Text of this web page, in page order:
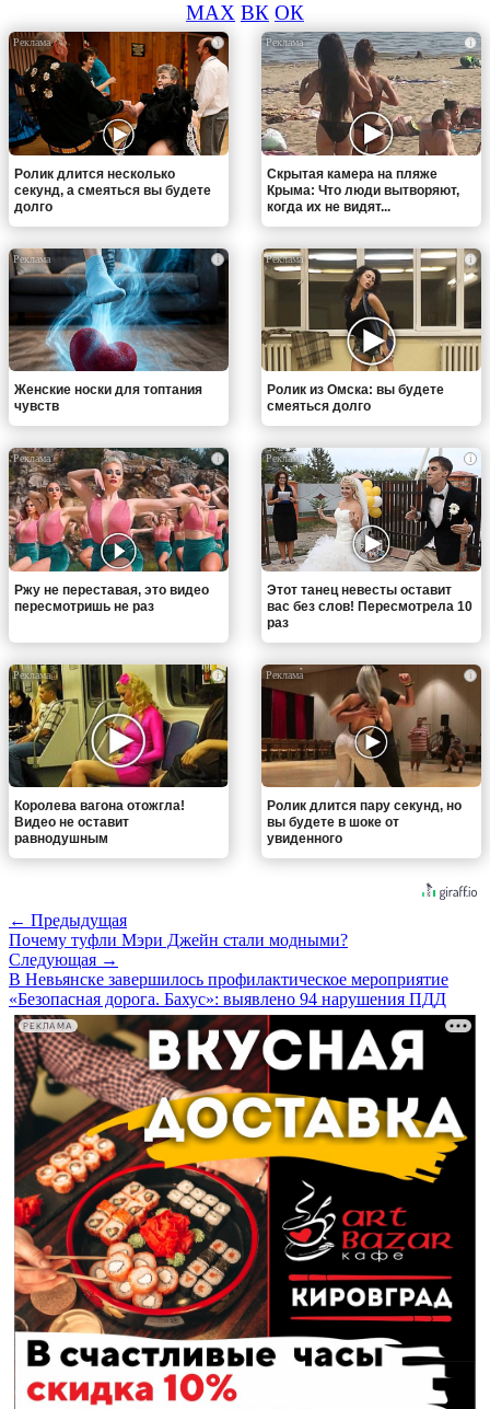
MAX ВК ОК
i
Ролик длится несколько
секунд, а смеяться вы будете
долго
i
Скрытая камера на пляже
Крыма: Что люди вытворяют,
когда их не видят...
i
Женские носки для топтания
чувств
i
Ролик из Омска: вы будете
смеяться долго
i
Ржу не переставая, это видео
пересмотришь не раз
i
Этот танец невесты оставит
вас без слов! Пересмотрела 10
раз
i
Королева вагона отожгла!
Видео не оставит
равнодушным
i
Ролик длится пару секунд, но
вы будете в шоке от
увиденного
← Предыдущая
Почему туфли Мэри Джейн стали модными?
Следующая →
В Невьянске завершилось профилактическое мероприятие
«Безопасная дорога. Бахус»: выявлено 94 нарушения ПДД
РЕКЛАМА